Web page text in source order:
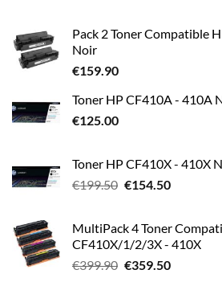
était : est :
Pack 2 Toner Compatible
Noir
€159.90
Toner HP CF410A - 410A
€125.00
Toner HP CF410X - 410X
€199.50 Le
était :
€199.50.
€154.50Le
est :
€154.50.
MultiPack 4 Toner
CF410X/1/2/3X - 410X
€399.90 Le
€359.50Le